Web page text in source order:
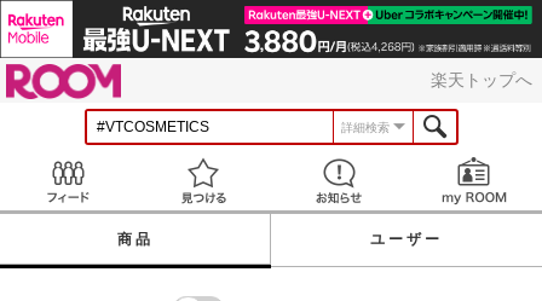
楽天トップへ
詳細検索
見つける お知らせ
商品 ユーザー